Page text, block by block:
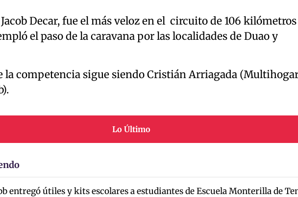
Decar, fue el más veloz en el circuito de 106 kilómetros
el paso de la caravana por las localidades de Duao y
la competencia sigue siendo Cristián Arriagada
Lo Último
entregó útiles y kits escolares a estudiantes de Escuela Monterilla de